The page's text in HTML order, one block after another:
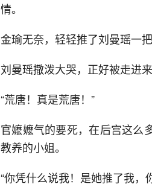
情。
金瑜无奈，轻轻推了刘曼瑶一
刘曼瑶撒泼大哭，正好被走进
“荒唐！真是荒唐！”
官嬷嬷气的要死，在后宫这么
教养的小姐。
“你凭什么说我！是她推了我，